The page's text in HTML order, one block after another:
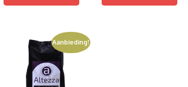
Aanbieding!